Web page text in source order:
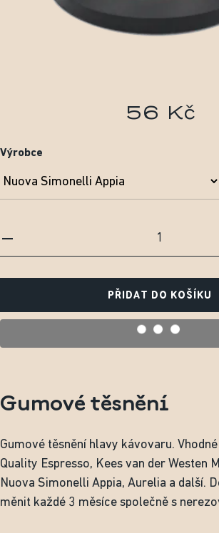
56 Kč
Výrobce
PŘIDAT DO KOŠÍKU
Gumové těsnění
Gumové těsnění hlavy kávovaru.
Quality Espresso, Kees van der Westen
Nuova Simonelli Appia, Aurelia a další.
měnit každé 3 měsíce společně s